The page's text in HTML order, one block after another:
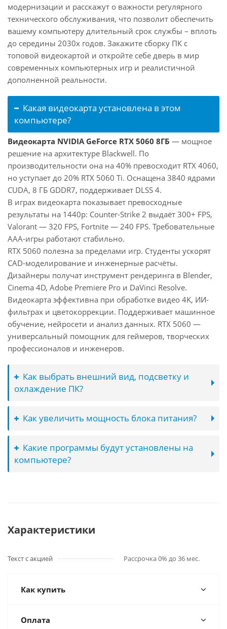
модернизации и расскажут о важности регулярного
технического обслуживания, что позволит обеспечить
вашему компьютеру длительный срок службы – вплоть
до середины 2030х годов. Закажите сборку ПК с
топовой видеокартой и откройте себе дверь в мир
современных компьютерных игр и реалистичной
дополненной реальности.
Какая видеокарта установлена в этом
компьютере?
Видеокарта NVIDIA GeForce RTX 5060 8ГБ — мощное
решение на архитектуре Blackwell. По
производительности она на 40% превосходит RTX 4060,
но уступает до 20% RTX 5060 Ti. Оснащена 3840 ядрами
CUDA, 8 ГБ GDDR7, поддерживает DLSS 4.
В играх видеокарта показывает превосходные
результаты на 1440p: Counter-Strike 2 выдаёт 300+ FPS,
Valorant — 320 FPS, Fortnite — 240 FPS. Требовательные
AAA-игры работают стабильно.
RTX 5060 полезна за пределами игр. Студенты ускорят
CAD-моделирование и инженерные расчёты.
Дизайнеры получат инструмент рендеринга в Blender,
Cinema 4D, Adobe Premiere Pro и DaVinci Resolve.
Видеокарта эффективна при обработке видео 4K, ИИ-
фильтрах и цветокоррекции. Поддерживает машинное
обучение, нейросети и анализ данных. RTX 5060 —
универсальный помощник для геймеров, творческих
профессионалов и инженеров.
Как выбрать внешний вид, подсветку и
охлаждение ПК?
Как увеличить мощность блока питания?
Какие программы будут установлены на
компьютере?
Характеристики
Текст с акцией Рассрочка 0% до 36 мес.
Как купить
Оплата